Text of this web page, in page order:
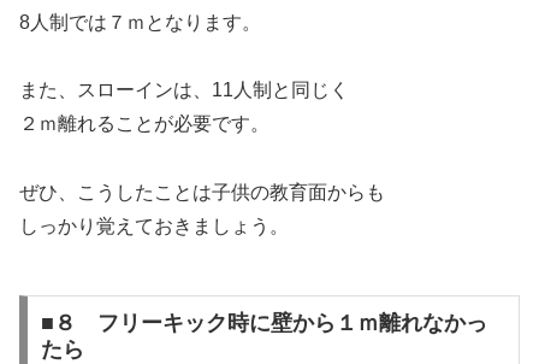
8人制では７ｍとなります。
また、スローインは、11人制と同じく
２ｍ離れることが必要です。
ぜひ、こうしたことは子供の教育面からも
しっかり覚えておきましょう。
■８ フリーキック時に壁から１ｍ離れなかっ
たら